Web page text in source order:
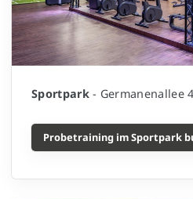
Sportpark- Germanenallee
Probetraining im Sportpark